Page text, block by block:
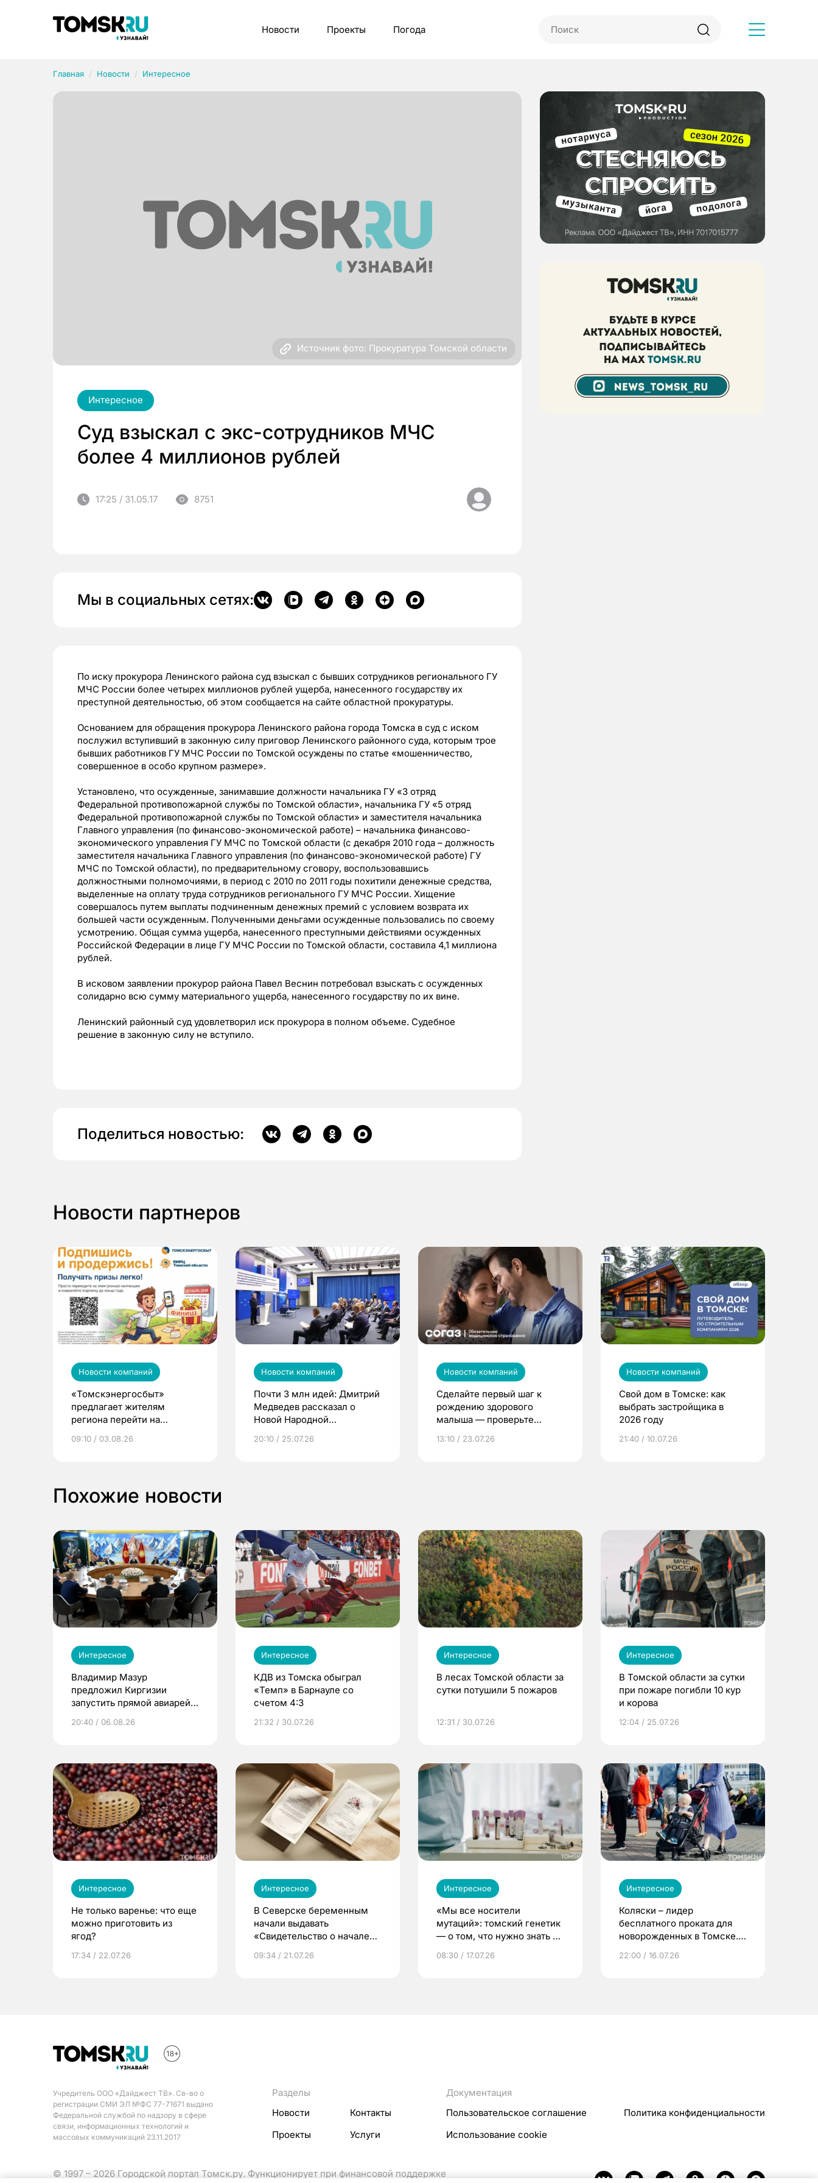
Новости Проекты Погода
Главная Новости Интересное
Источник фото: Прокуратура Томской области
Интересное
Суд взыскал с экс-сотрудников МЧС
более 4 миллионов рублей
17:25 / 31.05.17 8751
Мы в социальных сетях:
По иску прокурора Ленинского района суд взыскал с бывших сотрудников регионального ГУ
МЧС России более четырех миллионов рублей ущерба, нанесенного государству их
преступной деятельностью, об этом сообщается на сайте областной прокуратуры.
Основанием для обращения прокурора Ленинского района города Томска в суд с иском
послужил вступивший в законную силу приговор Ленинского районного суда, которым трое
бывших работников ГУ МЧС России по Томской осуждены по статье «мошенничество,
совершенное в особо крупном размере».
Установлено, что осужденные, занимавшие должности начальника ГУ «3 отряд
Федеральной противопожарной службы по Томской области», начальника ГУ «5 отряд
Федеральной противопожарной службы по Томской области» и заместителя начальника
Главного управления (по финансово-экономической работе) – начальника финансово-
экономического управления ГУ МЧС по Томской области (с декабря 2010 года – должность
заместителя начальника Главного управления (по финансово-экономической работе) ГУ
МЧС по Томской области), по предварительному сговору, воспользовавшись
должностными полномочиями, в период с 2010 по 2011 годы похитили денежные средства,
выделенные на оплату труда сотрудников регионального ГУ МЧС России. Хищение
совершалось путем выплаты подчиненным денежных премий с условием возврата их
большей части осужденным. Полученными деньгами осужденные пользовались по своему
усмотрению. Общая сумма ущерба, нанесенного преступными действиями осужденных
Российской Федерации в лице ГУ МЧС России по Томской области, составила 4,1 миллиона
рублей.
В исковом заявлении прокурор района Павел Веснин потребовал взыскать с осужденных
солидарно всю сумму материального ущерба, нанесенного государству по их вине.
Ленинский районный суд удовлетворил иск прокурора в полном объеме. Судебное
решение в законную силу не вступило.
Поделиться новостью:
Новости партнеров
Новости компаний
«Томскэнергосбыт»
предлагает жителям
региона перейти на
выиграть призы
09:10 / 03.08.26
Новости компаний
Почти 3 млн идей: Дмитрий
Медведев рассказал о
Новой Народной
20:10 / 25.07.26
Новости компаний
Сделайте первый шаг к
рождению здорового
малыша — проверьте
по ОМС!
13:10 / 23.07.26
Новости компаний
Свой дом в Томске: как
выбрать застройщика в
2026 году
21:40 / 10.07.26
Похожие новости
Интересное
Владимир Мазур
предложил Киргизии
запустить прямой авиарейс
20:40 / 06.08.26
Интересное
КДВ из Томска обыграл
«Темп» в Барнауле со
счетом 4:3
21:32 / 30.07.26
Интересное
В лесах Томской области за
сутки потушили 5 пожаров
12:31 / 30.07.26
Интересное
В Томской области за сутки
при пожаре погибли 10 кур
и корова
12:04 / 25.07.26
Интересное
Не только варенье: что еще
можно приготовить из
ягод?
17:34 / 22.07.26
Интересное
В Северске беременным
начали выдавать
«Свидетельство о начале
09:34 / 21.07.26
Интересное
«Мы все носители
мутаций»: томский генетик
— о том, что нужно знать до
08:30 / 17.07.26
Интересное
Коляски – лидер
бесплатного проката для
новорожденных в Томске.
22:00 / 16.07.26
Учредитель ООО «Дайджест ТВ». Св-во о
регистрации СМИ ЭЛ №ФС 77-71671 выдано
Федеральной службой по надзору в сфере
связи, информационных технологий и
массовых коммуникаций 23.11.2017
Разделы
Новости
Контакты
Проекты
Услуги
Документация
Пользовательское соглашение
Политика конфиденциальности
Использование cookie
© 1997 – 2026 Городской портал Томск.ру. Функционирует при финансовой поддержке
Рубрики